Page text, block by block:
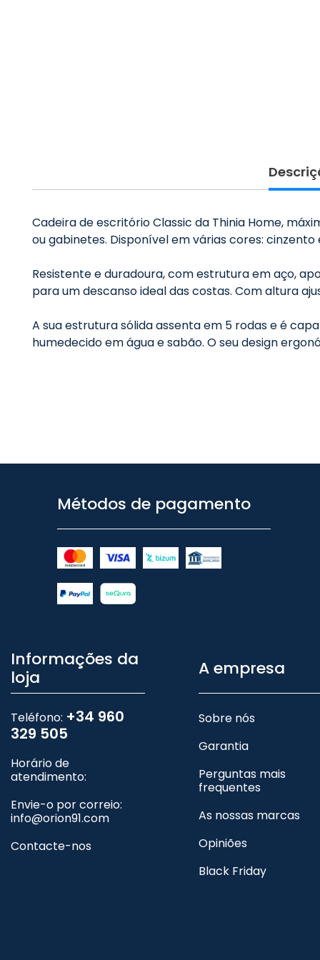
Cadeira de escritório Classic da Thinia Home,
ou gabinetes. Disponível em várias cores:
Resistente e duradoura, com estrutura em aço,
para um descanso ideal das costas. Com altura
A sua estrutura sólida assenta em 5 rodas e é
humedecido em água e sabão. O seu design
Métodos de pagamento
Informações da
loja
Teléfono: +34 960
329 505
Horário de
atendimento:
Envie-o por correio:
info@orion91.com
Contacte-nos
A empresa
Sobre nós
Garantia
Perguntas mais
frequentes
As nossas marcas
Opiniões
Black Friday